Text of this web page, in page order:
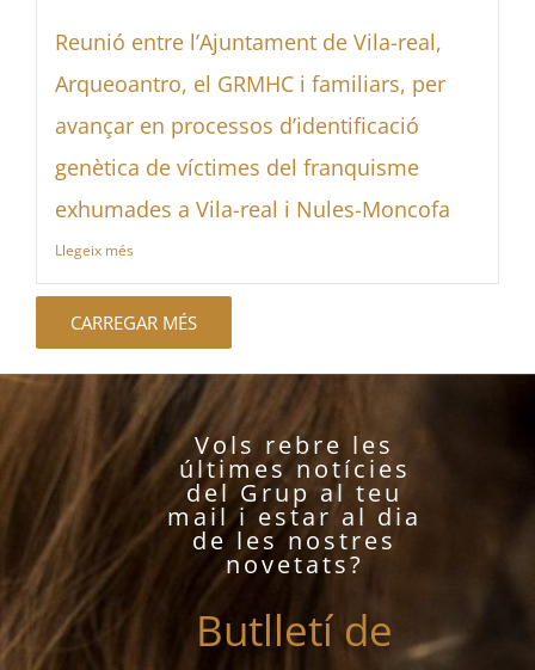
Reunió entre l’Ajuntament de Vila-real,
Arqueoantro, el GRMHC i familiars, per
avançar en processos d’identificació
genètica de víctimes del franquisme
exhumades a Vila-real i Nules-Moncofa
Llegeix més
CARREGAR MÉS
Vols rebre les
últimes notícies
del Grup al teu
mail i estar al dia
de les nostres
novetats?
Butlletí de